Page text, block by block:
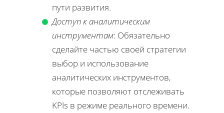
пути развития.
Доступ к аналитическим
инструментам: Обязательно
сделайте частью своей стратегии
выбор и использование
аналитических инструментов,
которые позволяют отслеживать
KPIs в режиме реального времени.